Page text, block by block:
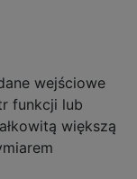
wejściowe
funkcji lub
większą